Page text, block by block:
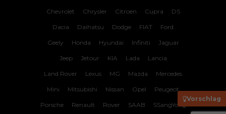
Vorschlag
Chevrolet Chrysler Citroen Cupra DS
Dacia Daihatsu Dodge FIAT Ford
Geely Honda Hyundai Infiniti Jaguar
Jeep Jetour KIA Lada Lancia
Land Rover Lexus MG Mazda Mercedes
Mini Mitsubishi Nissan Opel Peugeot
Porsche Renault Rover SAAB SSangYong